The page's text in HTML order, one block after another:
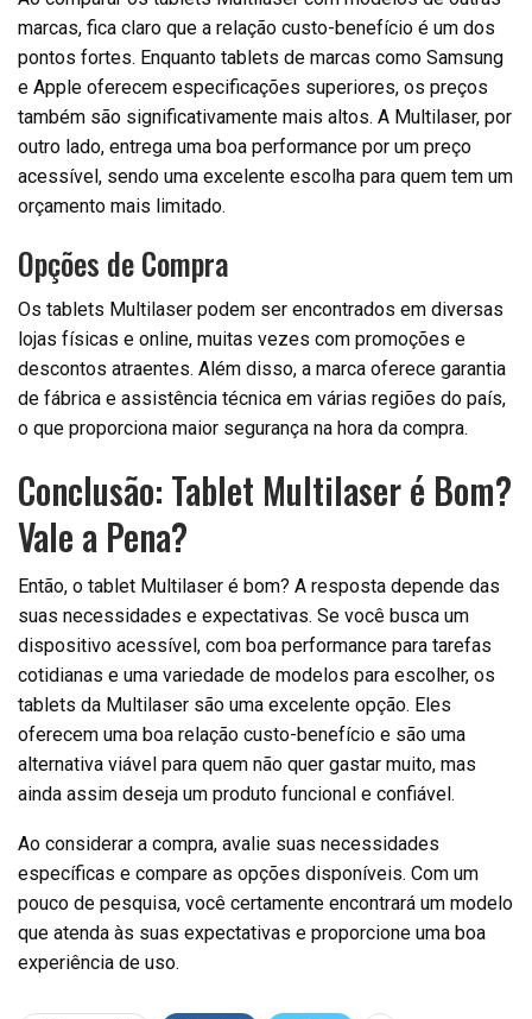
marcas, fica claro que a relação custo-benefício é um dos
pontos fortes. Enquanto tablets de marcas como Samsung
e Apple oferecem especificações superiores, os preços
também são significativamente mais altos. A Multilaser, por
outro lado, entrega uma boa performance por um preço
acessível, sendo uma excelente escolha para quem tem um
orçamento mais limitado.
Opções de Compra
Os tablets Multilaser podem ser encontrados em diversas
lojas físicas e online, muitas vezes com promoções e
descontos atraentes. Além disso, a marca oferece garantia
de fábrica e assistência técnica em várias regiões do país,
o que proporciona maior segurança na hora da compra.
Conclusão: Tablet Multilaser é Bom?
Vale a Pena?
Então, o tablet Multilaser é bom? A resposta depende das
suas necessidades e expectativas. Se você busca um
dispositivo acessível, com boa performance para tarefas
cotidianas e uma variedade de modelos para escolher, os
tablets da Multilaser são uma excelente opção. Eles
oferecem uma boa relação custo-benefício e são uma
alternativa viável para quem não quer gastar muito, mas
ainda assim deseja um produto funcional e confiável.
Ao considerar a compra, avalie suas necessidades
específicas e compare as opções disponíveis. Com um
pouco de pesquisa, você certamente encontrará um modelo
que atenda às suas expectativas e proporcione uma boa
experiência de uso.